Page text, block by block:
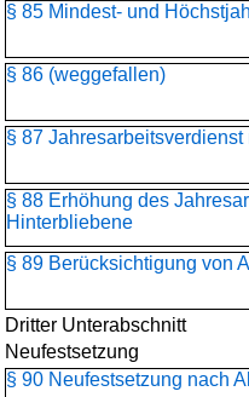
§ 85 Mindest- und
§ 86 (weggefallen)
§ 87
§ 88 Erhöhung des
Hinterbliebene
§ 89 Berücksichtigung von
Dritter Unterabschnitt
Neufestsetzung
§ 90 Neufestsetzung nach